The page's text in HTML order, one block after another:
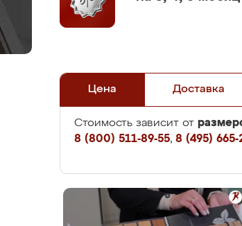
Цена Доставка
Стоимость зависит от
8 (800) 511-89-55, 8 (495) 665-